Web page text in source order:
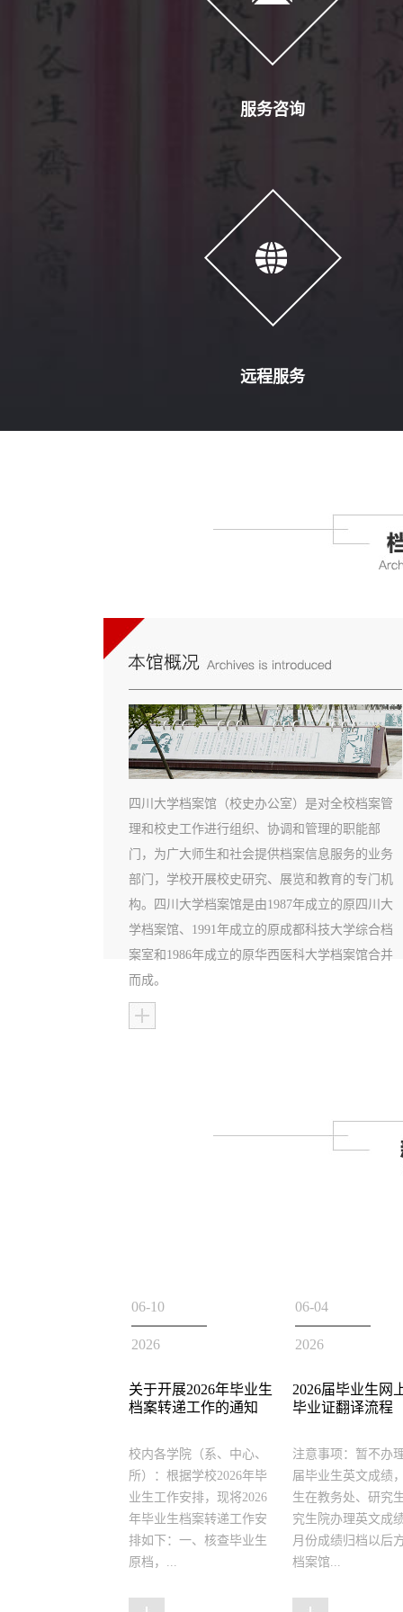
服务咨询
远程服务
四川大学档案馆（校史办公室）是对全校档案管
理和校史工作进行组织、协调和管理的职能部
门，为广大师生和社会提供档案信息服务的业务
部门，学校开展校史研究、展览和教育的专门机
构。四川大学档案馆是由1987年成立的原四川大
学档案馆、1991年成立的原成都科技大学综合档
案室和1986年成立的原华西医科大学档案馆合并
而成。
06-10
2026
关于开展2026年毕业生
档案转递工作的通知
校内各学院（系、中心、
所）：根据学校2026年毕
业生工作安排，现将2026
年毕业生档案转递工作安
排如下：一、核查毕业生
原档，...
06-04
2026
2026届毕业生网
毕业证翻译流程
注意事项：暂不办
届毕业生英文成绩
生在教务处、研究
究生院办理英文成
月份成绩归档以后
档案馆...